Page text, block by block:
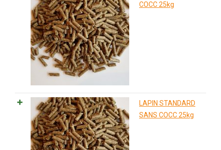
COCC 25kg
LAPIN STANDARD
SANS COCC 25kg